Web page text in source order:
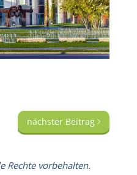
nächster Beitrag
Rechte vorbehalten.